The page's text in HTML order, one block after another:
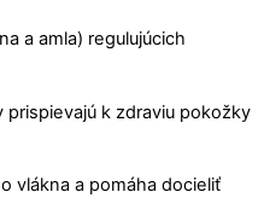
a amla) regulujúcich
k zdraviu pokožky
vlákna a pomáha docieliť